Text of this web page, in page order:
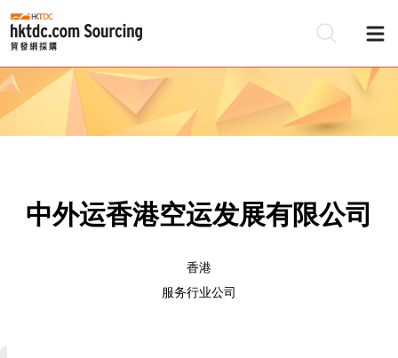
中外运香港空运发展有限公司
香港
服务行业公司